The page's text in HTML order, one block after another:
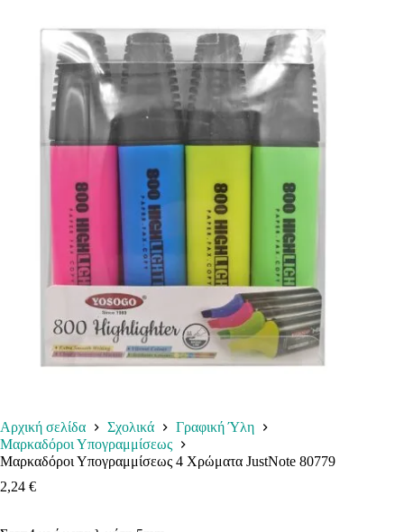
Αρχική σελίδα Σχολικά
Γραφική Ύλη
Μαρκαδόροι Υπογραμμίσεως
Μαρκαδόροι Υπογραμμίσεως 4 Χρώματα JustNote 80779
2,24 €